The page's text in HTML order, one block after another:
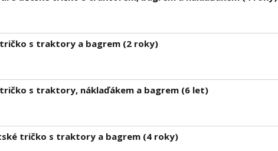
s traktory a bagrem (2 roky)
s traktory, náklaďákem a bagrem (6 let)
tričko s traktory a bagrem (4 roky)